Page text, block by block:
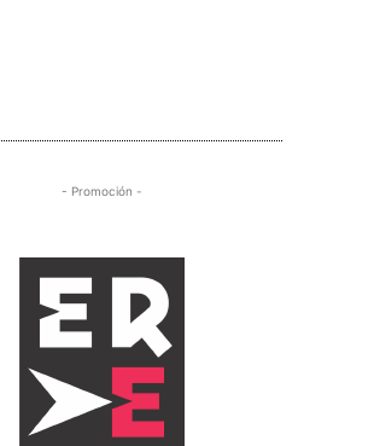
- Promoción -